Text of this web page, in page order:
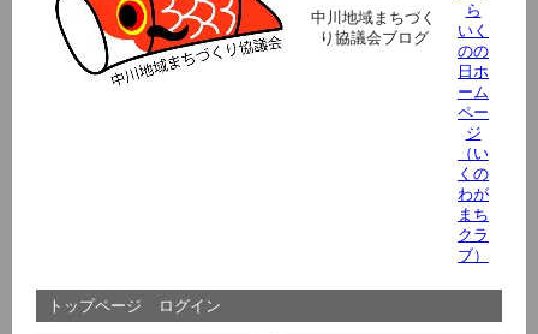
中川地域まちづく
り協議会ブログ
ら
いく
のの
日ホ
ーム
ペー
ジ
（い
くの
わが
まち
クラ
ブ）
トップページ ログイン